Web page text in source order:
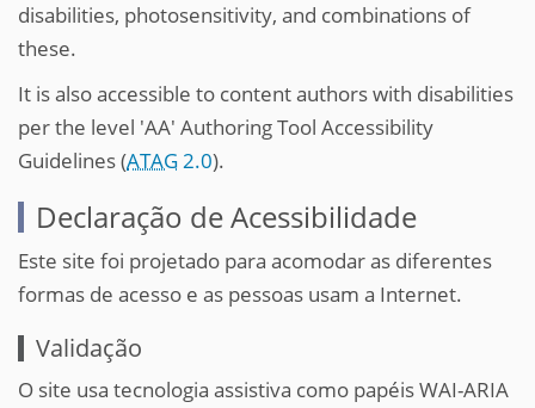
disabilities, photosensitivity, and combinations of
these.
It is also accessible to content authors with disabilities
per the level 'AA' Authoring Tool Accessibility
Guidelines (ATAG2.0).
Declaração de Acessibilidade
Este site foi projetado para acomodar as diferentes
formas de acesso e as pessoas usam a Internet.
Validação
O site usa tecnologia assistiva como papéis WAI-ARIA